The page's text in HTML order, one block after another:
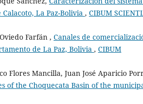
La Paz-Bolivia , CIBUM
Farfán , Canales de
de La Paz, Bolivia , CIBUM
Flores Mancilla, Juan José Aparicio
of the Choquecata Basin of the